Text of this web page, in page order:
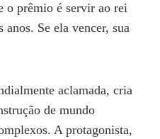
o prêmio é servir ao rei
anos. Se ela vencer, sua
aclamada, cria
de mundo
A protagonista,